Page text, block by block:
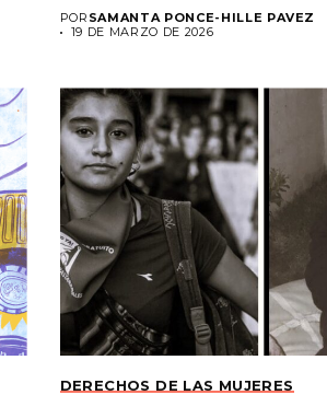
POR SAMANTA PONCE-HILLE PAVEZ
19 DE MARZO DE 2026
DERECHOS DE LAS MUJERES